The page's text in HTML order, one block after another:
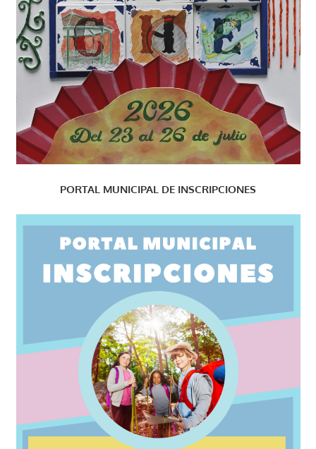
PORTAL MUNICIPAL DE INSCRIPCIONES